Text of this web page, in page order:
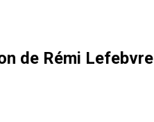
de Rémi Lefebvre